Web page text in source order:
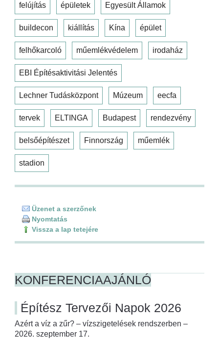
felújítás épületek Egyesült Államok
buildecon kiállítás Kína épület
felhőkarcoló műemlékvédelem irodaház
EBI Építésaktivitási Jelentés
Lechner Tudásközpont Múzeum eecfa
tervek ELTINGA Budapest rendezvény
belsőépítészet Finnország műemlék
stadion
Üzenet a szerzőnek
Nyomtatás
Vissza a lap tetejére
KONFERENCIAAJÁNLÓ
Építész Tervezői Napok 2026
Azért a víz a zűr? – vízszigetelések rendszerben –
2026. szeptember 17.